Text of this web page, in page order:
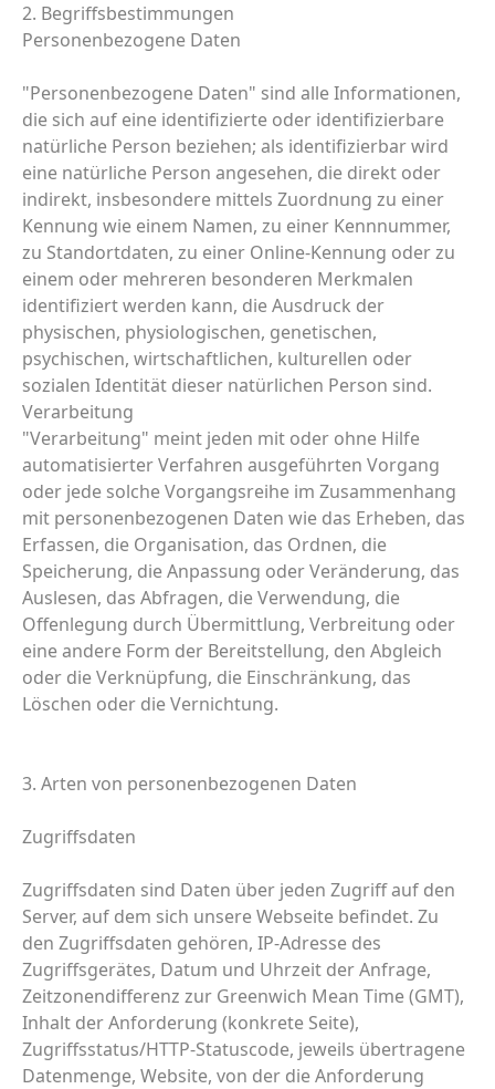
2. Begriffsbestimmungen
Personenbezogene Daten
"Personenbezogene Daten" sind alle Informationen,
die sich auf eine identifizierte oder identifizierbare
natürliche Person beziehen; als identifizierbar wird
eine natürliche Person angesehen, die direkt oder
indirekt, insbesondere mittels Zuordnung zu einer
Kennung wie einem Namen, zu einer Kennnummer,
zu Standortdaten, zu einer Online-Kennung oder zu
einem oder mehreren besonderen Merkmalen
identifiziert werden kann, die Ausdruck der
physischen, physiologischen, genetischen,
psychischen, wirtschaftlichen, kulturellen oder
sozialen Identität dieser natürlichen Person sind.
Verarbeitung
"Verarbeitung" meint jeden mit oder ohne Hilfe
automatisierter Verfahren ausgeführten Vorgang
oder jede solche Vorgangsreihe im Zusammenhang
mit personenbezogenen Daten wie das Erheben, das
Erfassen, die Organisation, das Ordnen, die
Speicherung, die Anpassung oder Veränderung, das
Auslesen, das Abfragen, die Verwendung, die
Offenlegung durch Übermittlung, Verbreitung oder
eine andere Form der Bereitstellung, den Abgleich
oder die Verknüpfung, die Einschränkung, das
Löschen oder die Vernichtung.
3. Arten von personenbezogenen Daten
Zugriffsdaten
Zugriffsdaten sind Daten über jeden Zugriff auf den
Server, auf dem sich unsere Webseite befindet. Zu
den Zugriffsdaten gehören, IP-Adresse des
Zugriffsgerätes, Datum und Uhrzeit der Anfrage,
Zeitzonendifferenz zur Greenwich Mean Time (GMT),
Inhalt der Anforderung (konkrete Seite),
Zugriffsstatus/HTTP-Statuscode, jeweils übertragene
Datenmenge, Website, von der die Anforderung